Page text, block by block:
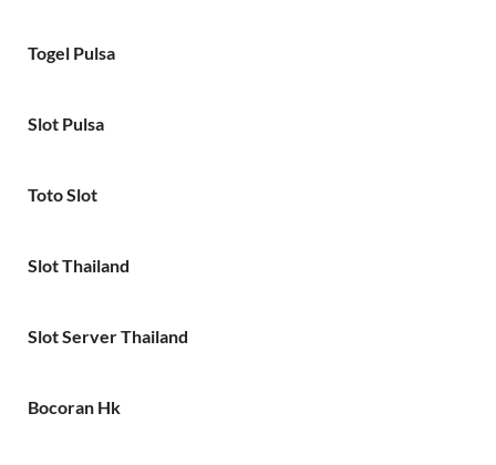
Togel Pulsa
Slot Pulsa
Toto Slot
Slot Thailand
Slot Server Thailand
Bocoran Hk